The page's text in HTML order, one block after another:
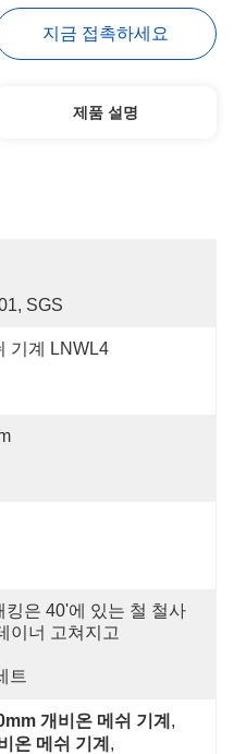
지금 접촉하세요
제품 설명
SGS
기계 LNWL4
킹은 40'에 있는 철 철사
이너 고쳐지고
트
개비온 메쉬 기계 ,
온 메쉬 기계 ,